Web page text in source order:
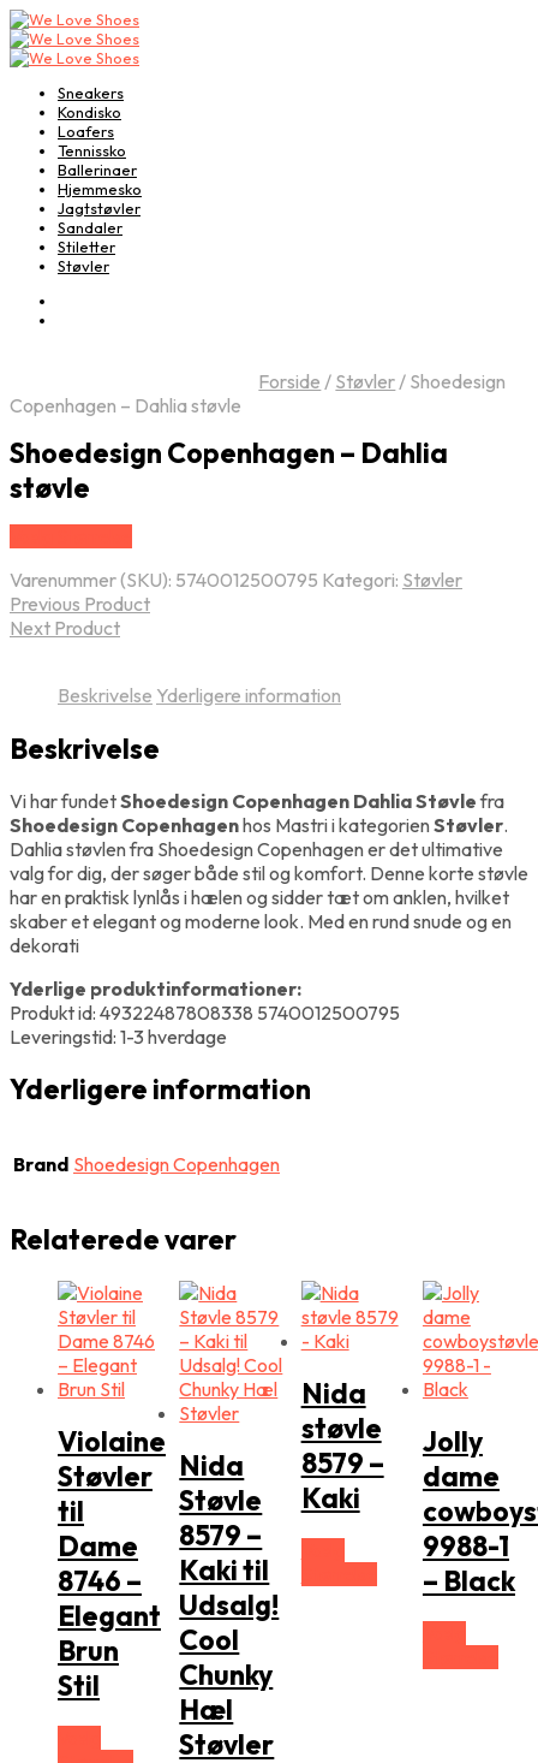
Sneakers
Kondisko
Loafers
Tennissko
Ballerinaer
Hjemmesko
Jagtstøvler
Sandaler
Stiletter
Støvler
Forside / Støvler/ Shoedesign
Copenhagen – Dahlia støvle
Shoedesign Copenhagen – Dahlia
støvle
Varenummer (SKU): 5740012500795 Kategori: Støvler
Previous Product
Next Product
Beskrivelse Yderligere information
Beskrivelse
Vi har fundetShoedesign Copenhagen Dahlia Støvlefra
Shoedesign Copenhagenhos Mastri i kategorienStøvler.
Dahlia støvlen fra Shoedesign Copenhagen er det ultimative
valg for dig, der søger både stil og komfort. Denne korte støvle
har en praktisk lynlås i hælen og sidder tæt om anklen, hvilket
skaber et elegant og moderne look. Med en rund snude og en
dekorati
Yderlige produktinformationer:
Produkt id: 49322487808338 5740012500795
Leveringstid: 1-3 hverdage
Yderligere information
Brand Shoedesign Copenhagen
Relaterede varer
Violaine
Støvler
til
Dame
8746 –
Elegant
Brun
Stil
Nida
Støvle
8579 –
Kaki til
Udsalg!
Cool
Chunky
Hæl
Støvler
Nida
støvle
8579 –
Kaki
Jolly
dame
9988-1
– Black